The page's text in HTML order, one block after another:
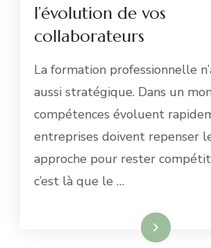
l’évolution de vos
collaborateurs
La formation professionnelle
aussi stratégique. Dans un
compétences évoluent
entreprises doivent repenser
approche pour rester
c’est là que le …
Lire la suite